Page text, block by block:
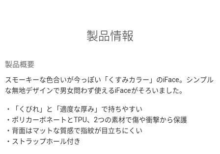
製品情報
製品概要
スモーキーな色合いが今っぽい「くすみカラー」のiFace。シンプル
な無地デザインで男女問わず使えるiFaceがそろいました。
・「くびれ」と「適度な厚み」で持ちやすい
・ポリカーボネートとTPU、2つの素材で傷や衝撃から保護
・背面はマットな質感で指紋が目立ちにくい
・ストラップホール付き